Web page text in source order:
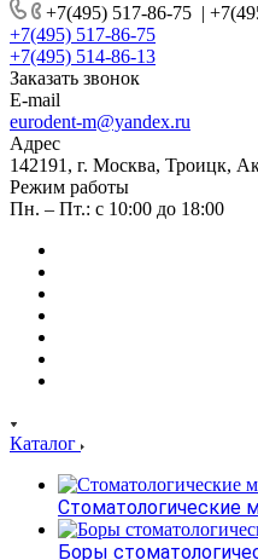
+7(495) 517-86-75 |
+7(495) 517-86-75
+7(495) 514-86-13
Заказать звонок
E-mail
eurodent-m@yandex.ru
Адрес
142191, г. Москва, Троицк,
Режим работы
Пн. – Пт.: с 10:00 до 18:00
Каталог
Стоматологические
Боры